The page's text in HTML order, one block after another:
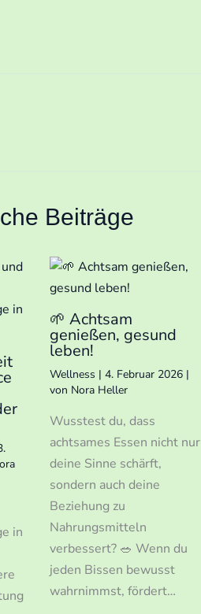
Beiträge
in
🌱 Achtsam
genießen, gesund
leben!
Wellness |4. Februar 2026 |
von Nora Heller
Wusstest du, dass
achtsames Essen nicht nur
deine Sinne schärft,
sondern auch deine
Beziehung zu
Nahrungsmitteln
verbessert? 🥗 Wenn du
jeden Bissen bewusst
wahrnimmst, fördert…